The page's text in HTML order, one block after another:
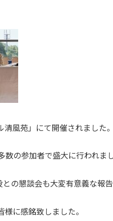
風苑」にて開催されました。
の参加者で盛大に行われまし
の懇談会も大変有意義な報
に感銘致しました。